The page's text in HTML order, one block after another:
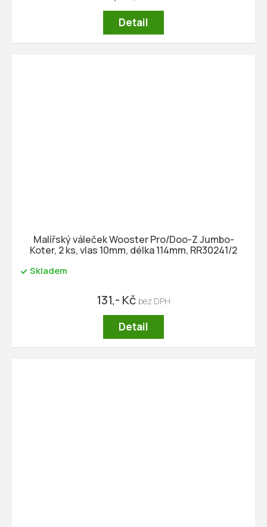
Detail
Malířský váleček Wooster Pro/Doo-Z Jumbo-
Koter, 2 ks, vlas 10mm, délka 114mm, RR30241/2
Skladem
131,- Kč
Detail